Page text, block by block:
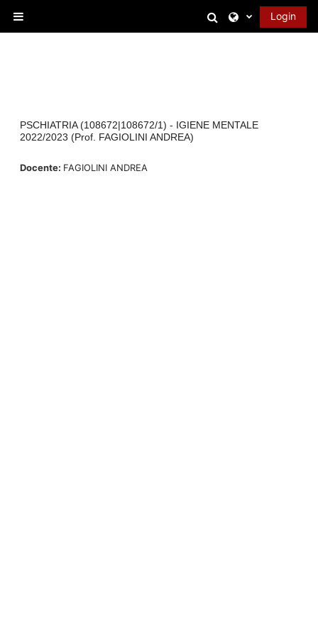
Attiva/disattiva
Login
PSCHIATRIA (108672|108672/1) - IGIENE MENTALE
2022/2023 (Prof. FAGIOLINI ANDREA)
Docente: FAGIOLINI ANDREA